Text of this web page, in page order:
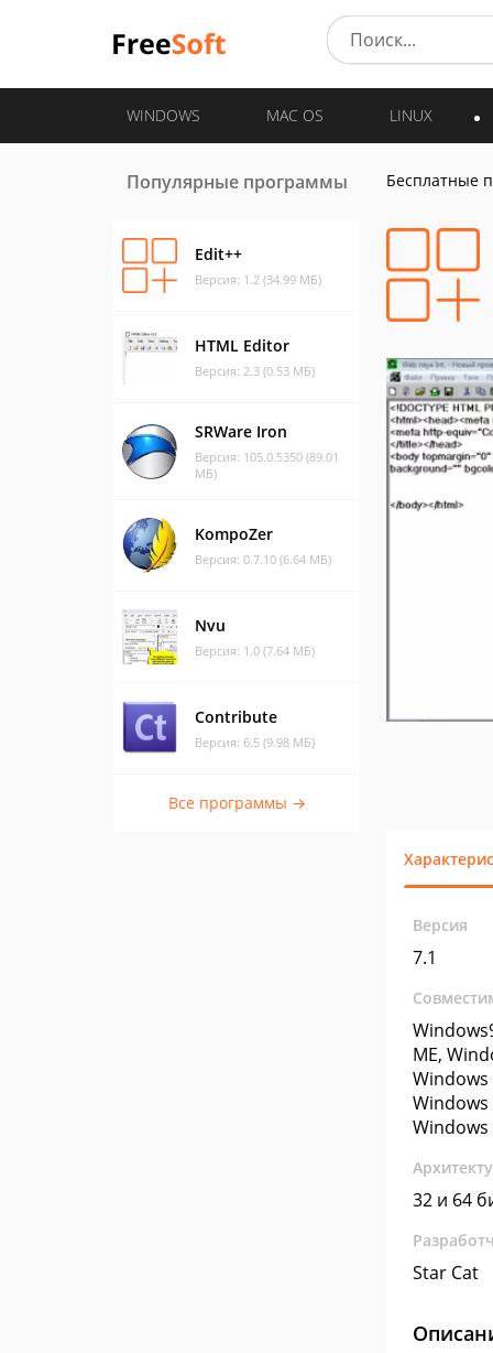
WINDOWS MAC OS LINUX
Популярные программы
Edit++
Версия: 1.2 (34.99 МБ)
HTML Editor
Версия: 2.3 (0.53 МБ)
SRWare Iron
Версия: 105.0.5350 (89.01
МБ)
KompoZer
Версия: 0.7.10 (6.64 МБ)
Nvu
Версия: 1.0 (7.64 МБ)
Contribute
Версия: 6.5 (9.98 МБ)
Все программы →
Бесплатные
Версия
7.1
ME,
Windows
Windows
Windows
32 и 64
Star Cat